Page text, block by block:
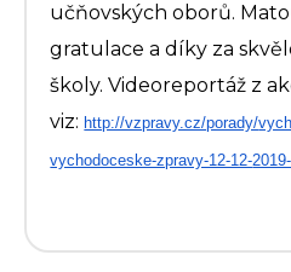
učňovských oborů.
gratulace a díky za
školy. Videoreportáž z
viz: http://vzpravy.cz/porady/
vychodoceske-zpravy-12-12-